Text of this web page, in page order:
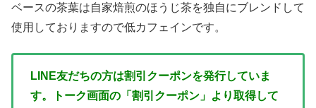
ベースの茶葉は自家焙煎のほうじ茶を独自にブレンドして
使用しておりますので低カフェインです。
LINE友だちの方は割引クーポンを発行していま
す。トーク画面の「割引クーポン」より取得して